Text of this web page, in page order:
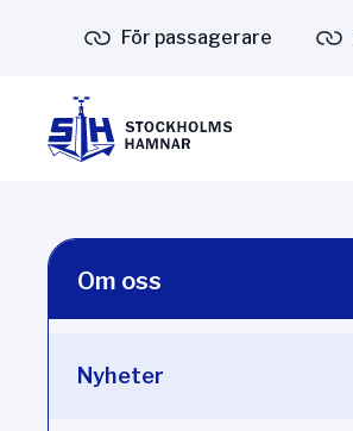
För passagerare
Om oss
Nyheter